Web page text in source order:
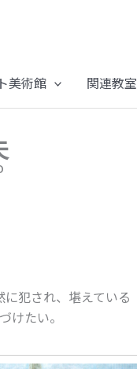
美術館 関連教室
犯され、堪えている
けたい。